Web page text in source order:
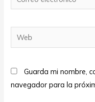
electrónico*
Web
Guarda mi nombre,
navegador para la